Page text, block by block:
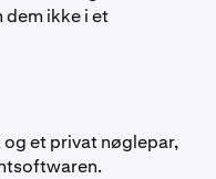
dem ikke i et
et privat nøglepar,